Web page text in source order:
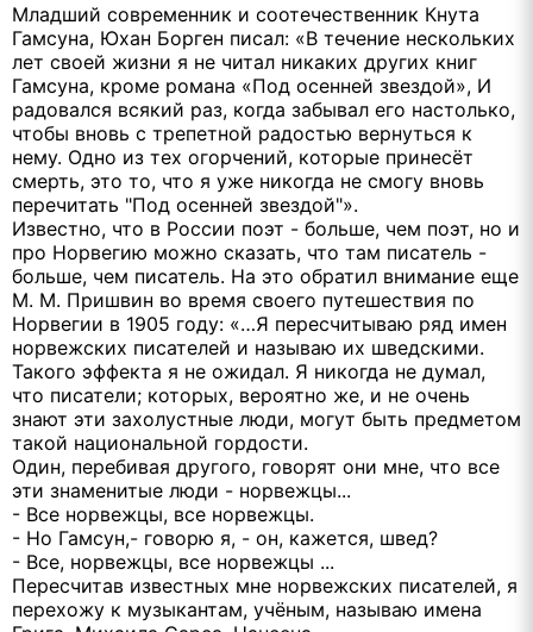
Младший современник и соотечественник Кнута
Гамсуна, Юхан Борген писал: «В течение нескольких
лет своей жизни я не читал никаких других книг
Гамсунa, кроме романа «Под осенней звездой», И
радовался всякий раз, когда забывал его настолько,
чтобы вновь с трепетной радостью вернуться к
нему. Одно из тех огорчений, которые принесёт
смерть, это то, что я уже никогда не смогу вновь
перечитать "Под осенней звездой"».
Известно, что в России поэт - больше, чем поэт, но и
про Норвегию можно сказать, что там писатель -
больше, чем писатель. На это обратил внимание еще
М. М. Пришвин во время своего путешествия по
Норвегии в 1905 году: «…Я пересчитываю ряд имен
норвежских писателей и называю их шведскими.
Такого эффекта я не ожидал. Я никогда не думал,
что писатели; которых, вероятно же, и не очень
знают эти захолустные люди, могут быть предметом
такой национальной гордости.
Один, перебивая другого, говорят они мне, что все
эти знаменитые люди - норвежцы...
- Все норвежцы, все норвежцы.
- Но Гамсун,- говорю я, - он, кажется, швед?
- Все, норвежцы, все норвежцы ...
Пересчитав известных мне норвежских писателей, я
перехожу к музыкантам, учёным, называю имена